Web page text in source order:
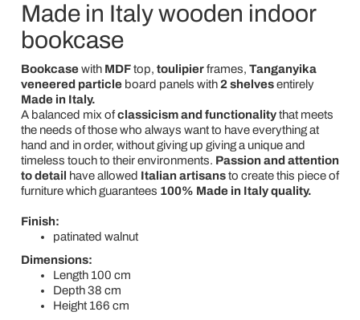
Made in Italy wooden indoor
bookcase
Bookcasewith MDFtop, toulipierframes, Tanganyika
veneered particleboard panels with 2 shelvesentirely
Made in Italy.
A balanced mix ofclassicism and functionalitythat meets
the needs of those who always want to have everything at
hand and in order, without giving up giving a unique and
timeless touch to their environments. Passion and attention
to detail have allowed Italian artisansto create this piece of
furniture which guarantees 100% Made in Italy quality.
Finish:
patinated walnut
Dimensions:
Length 100 cm
Depth 38 cm
Height 166 cm